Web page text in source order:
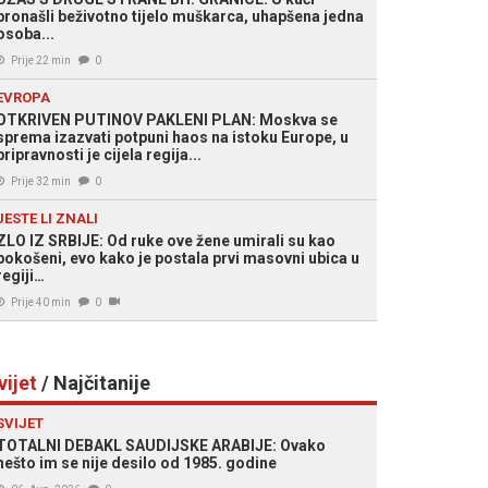
beživotno tijelo muškarca, uhapšena jedna
Prije 22 min 0
PUTINOV PAKLENI PLAN: Moskva se
izazvati potpuni haos na istoku Europe, u
je cijela regija...
Prije 32 min 0
LI ZNALI
IZ SRBIJE: Od ruke ove žene umirali su kao
evo kako je postala prvi masovni ubica u
Prije 40 min 0
/ Najčitanije
DEBAKL SAUDIJSKE ARABIJE: Ovako
im se nije desilo od 1985. godine